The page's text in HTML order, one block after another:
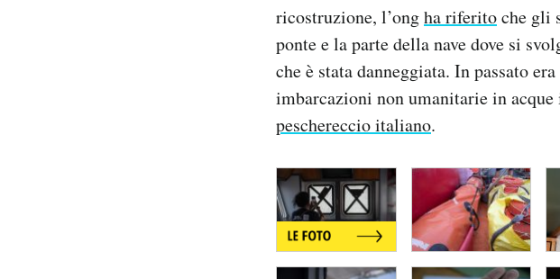
ricostruzione, l’ongha riferitoche gli
ponte e la parte della nave dove si
che è stata danneggiata. In passato
imbarcazioni non umanitarie in
peschereccio italiano.